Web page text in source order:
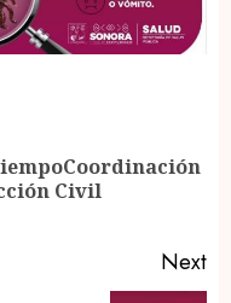
Civil
Next